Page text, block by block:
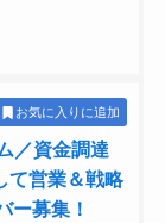
お気に入りに追加
／資金調達
て営業＆戦略
ー募集！